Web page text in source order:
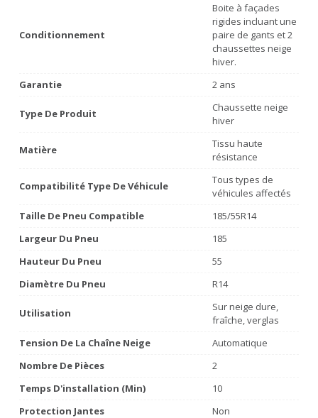
Conditionnement
Boite à façades
rigides incluant une
paire de gants et 2
chaussettes neige
hiver.
Garantie
2 ans
Type De Produit
Chaussette neige
hiver
Matière
Tissu haute
résistance
Compatibilité Type De Véhicule
Tous types de
véhicules affectés
Taille De Pneu Compatible
185/55R14
Largeur Du Pneu
185
Hauteur Du Pneu
55
Diamètre Du Pneu
R14
Utilisation
Sur neige dure,
fraîche, verglas
Tension De La Chaîne Neige
Automatique
Nombre De Pièces
2
Temps D'installation (min)
10
Protection Jantes
Non